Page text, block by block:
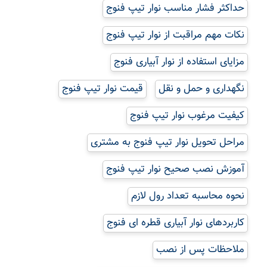
حداکثر فشار مناسب نوار تیپ فنوج
نکات مهم مراقبت از نوار تیپ فنوج
مزایای استفاده از نوار آبیاری فنوج
نگهداری و حمل و نقل
قیمت نوار تیپ فنوج
کیفیت مرغوب نوار تیپ فنوج
مراحل تحویل نوار تیپ فنوج به مشتری
آموزش نصب صحیح نوار تیپ فنوج
نحوه محاسبه تعداد رول لازم
کاربردهای نوار آبیاری قطره ای فنوج
ملاحظات پس از نصب